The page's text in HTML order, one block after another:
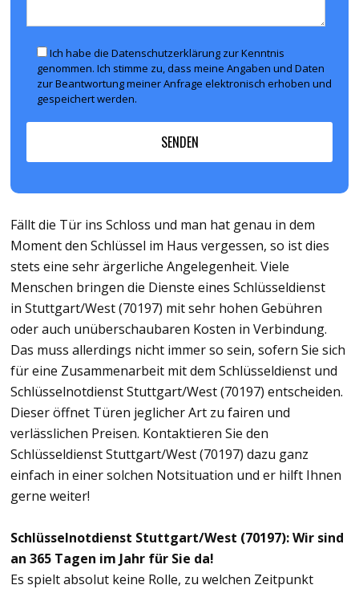
Ich habe die Datenschutzerklärung zur Kenntnis
genommen. Ich stimme zu, dass meine Angaben und Daten
zur Beantwortung meiner Anfrage elektronisch erhoben und
gespeichert werden.
Fällt die Tür ins Schloss und man hat genau in dem
Moment den Schlüssel im Haus vergessen, so ist dies
stets eine sehr ärgerliche Angelegenheit. Viele
Menschen bringen die Dienste eines Schlüsseldienst
in Stuttgart/West (70197) mit sehr hohen Gebühren
oder auch unüberschaubaren Kosten in Verbindung.
Das muss allerdings nicht immer so sein, sofern Sie sich
für eine Zusammenarbeit mit dem Schlüsseldienst und
Schlüsselnotdienst Stuttgart/West (70197) entscheiden.
Dieser öffnet Türen jeglicher Art zu fairen und
verlässlichen Preisen. Kontaktieren Sie den
Schlüsseldienst Stuttgart/West (70197) dazu ganz
einfach in einer solchen Notsituation und er hilft Ihnen
gerne weiter!
Schlüsselnotdienst Stuttgart/West (70197): Wir sind
an 365 Tagen im Jahr für Sie da!
Es spielt absolut keine Rolle, zu welchen Zeitpunkt